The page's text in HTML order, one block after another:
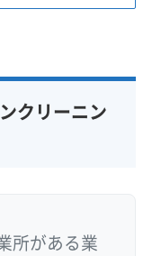
を含んだ煤が室
まれると、ベタ
なります。
クリーニン
所がある業